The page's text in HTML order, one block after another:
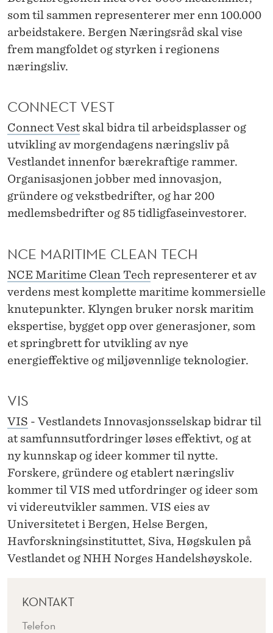
som til sammen representerer mer enn 100.000
arbeidstakere. Bergen Næringsråd skal vise
frem mangfoldet og styrken i regionens
næringsliv.
CONNECT VEST
Connect Vest skal bidra til arbeidsplasser og
utvikling av morgendagens næringsliv på
Vestlandet innenfor bærekraftige rammer.
Organisasjonen jobber med innovasjon,
gründere og vekstbedrifter, og har 200
medlemsbedrifter og 85 tidligfaseinvestorer.
NCE MARITIME CLEAN TECH
NCE Maritime Clean Tech representerer et av
verdens mest komplette maritime kommersielle
knutepunkter. Klyngen bruker norsk maritim
ekspertise, bygget opp over generasjoner, som
et springbrett for utvikling av nye
energieffektive og miljøvennlige teknologier.
VIS
VIS - Vestlandets Innovasjonsselskap bidrar til
at samfunnsutfordringer løses effektivt, og at
ny kunnskap og ideer kommer til nytte.
Forskere, gründere og etablert næringsliv
kommer til VIS med utfordringer og ideer som
vi videreutvikler sammen. VIS eies av
Universitetet i Bergen, Helse Bergen,
Havforskningsinstituttet, Siva, Høgskulen på
Vestlandet og NHH Norges Handelshøyskole.
KONTAKT
Telefon